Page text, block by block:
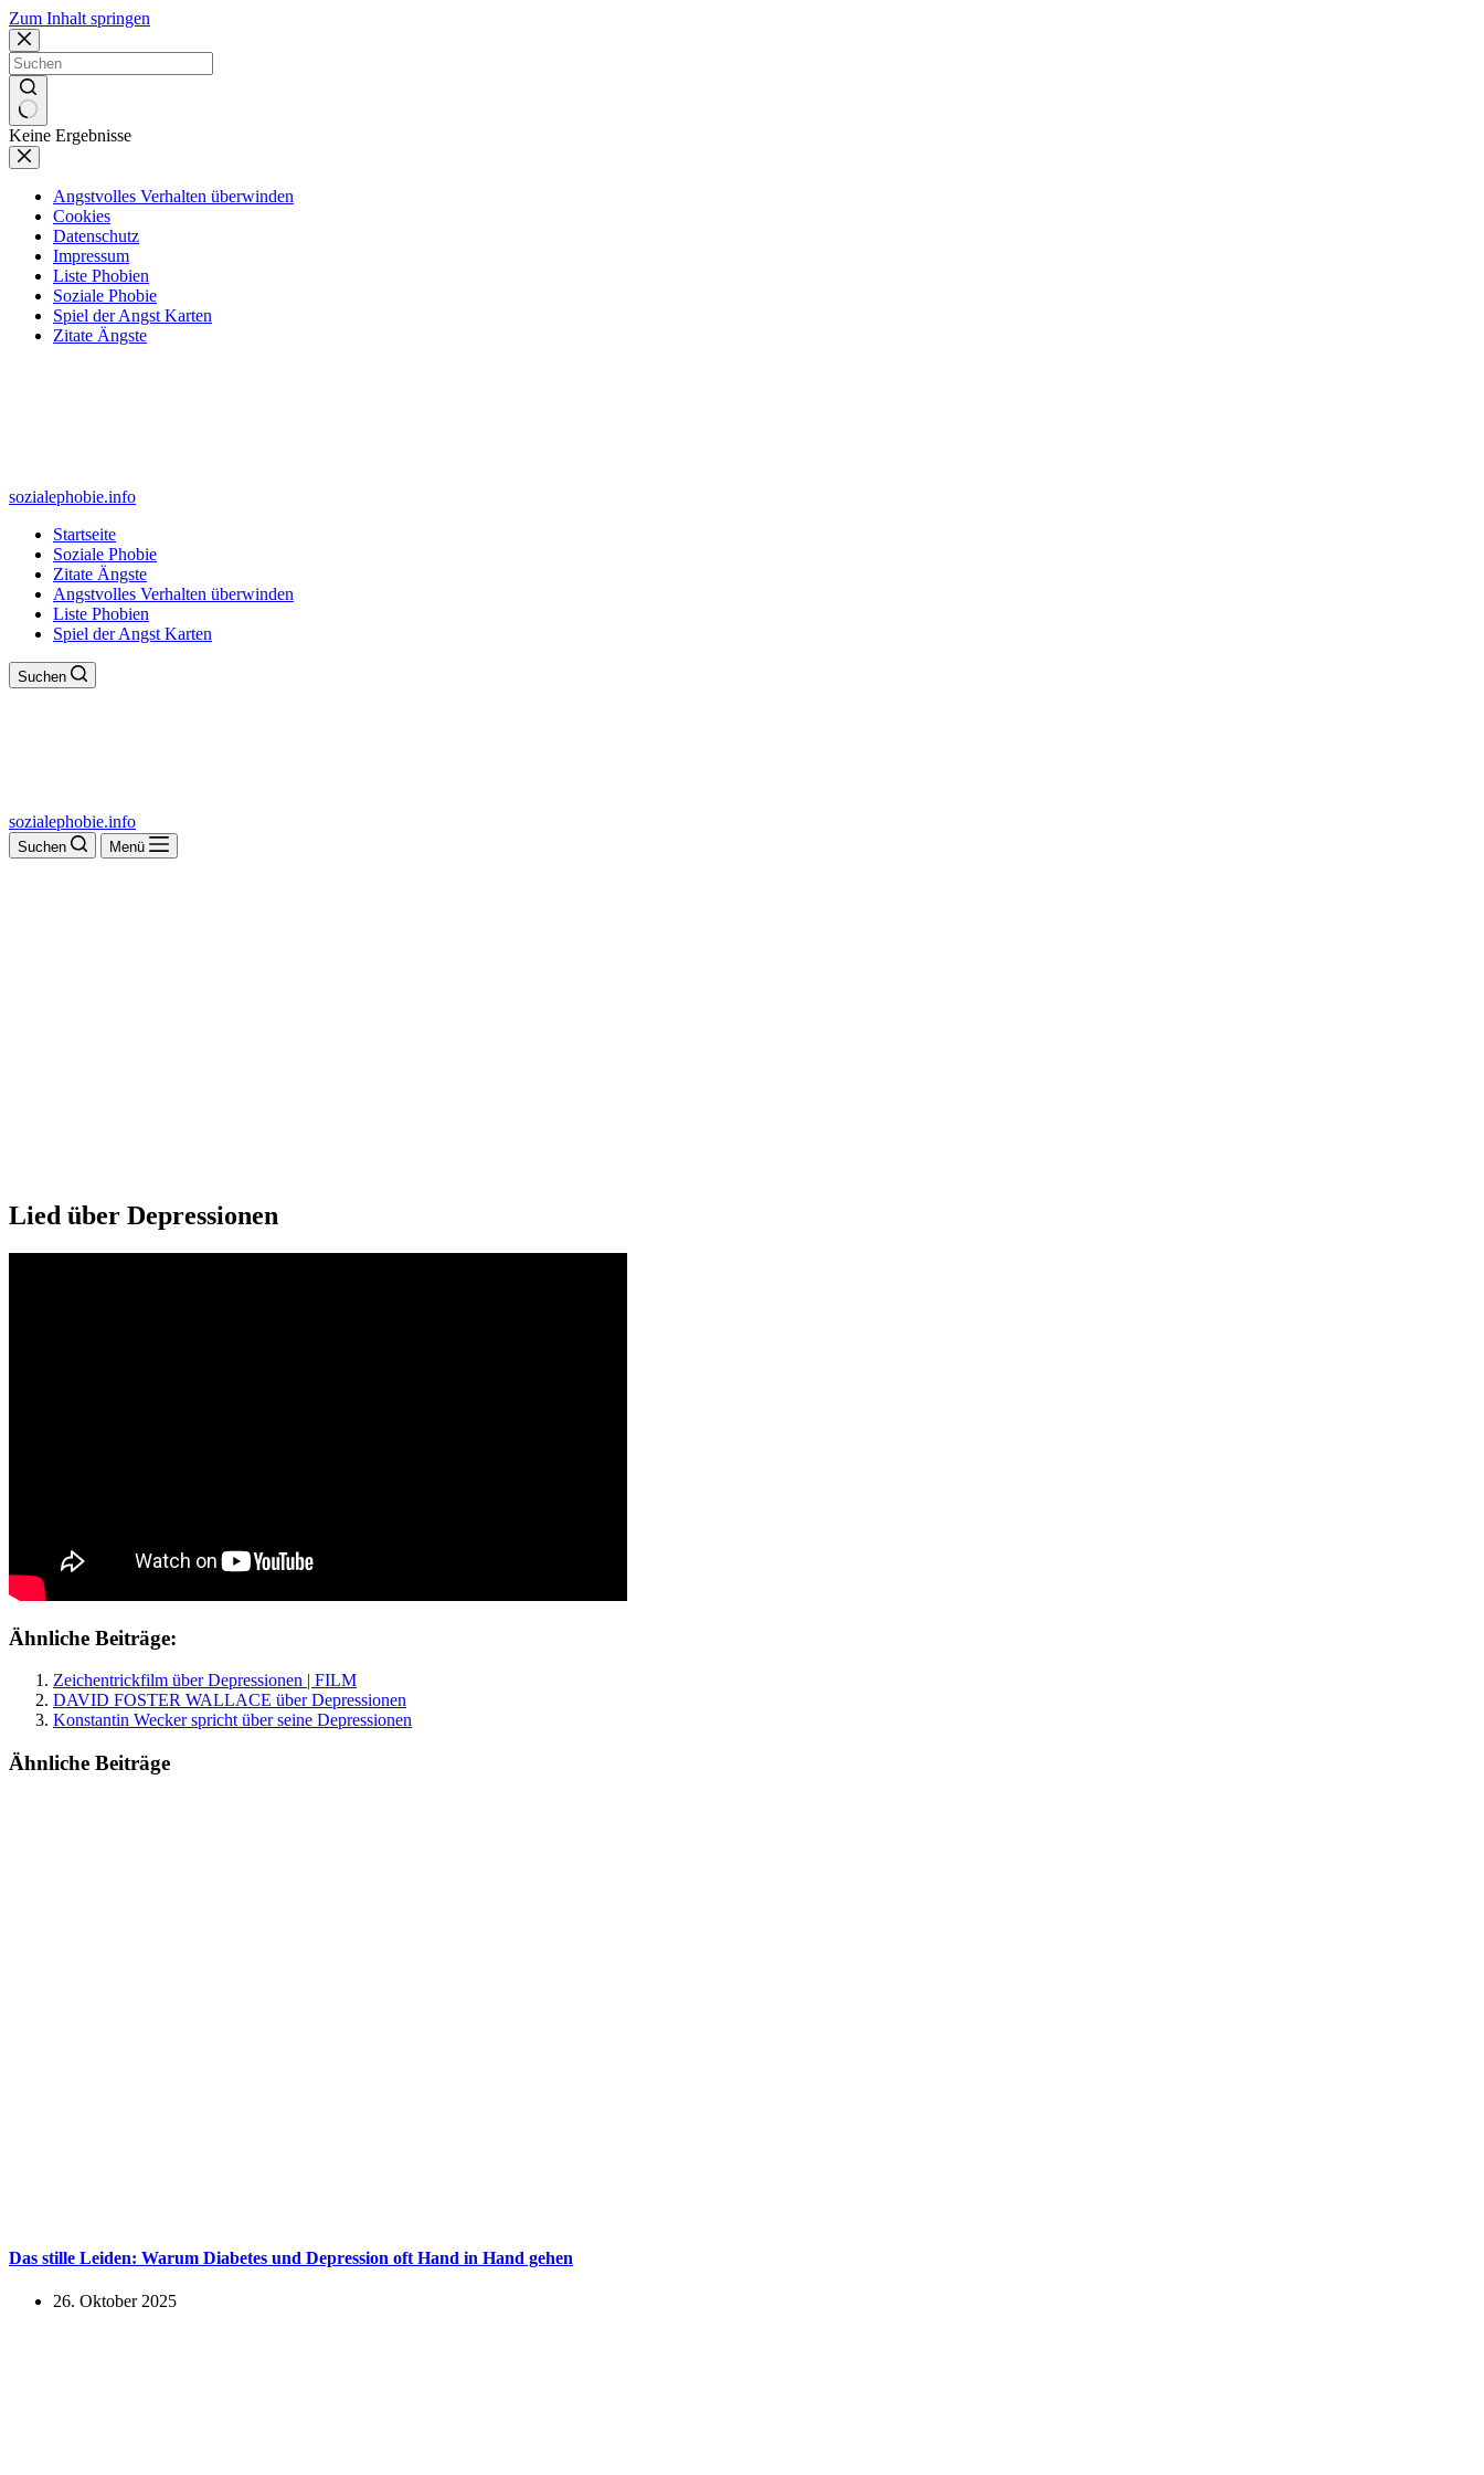
Zum Inhalt springen
Keine Ergebnisse
Angstvolles Verhalten überwinden
Cookies
Datenschutz
Impressum
Liste Phobien
Soziale Phobie
Spiel der Angst Karten
Zitate Ängste
sozialephobie.info
Startseite
Soziale Phobie
Zitate Ängste
Angstvolles Verhalten überwinden
Liste Phobien
Spiel der Angst Karten
Suchen
sozialephobie.info
Suchen Menü
Lied über Depressionen
Ähnliche Beiträge:
Zeichentrickfilm über Depressionen | FILM
DAVID FOSTER WALLACE über Depressionen
Konstantin Wecker spricht über seine Depressionen
Ähnliche Beiträge
Das stille Leiden: Warum Diabetes und Depression oft Hand in Hand gehen
26. Oktober 2025